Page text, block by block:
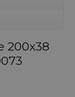
200x38